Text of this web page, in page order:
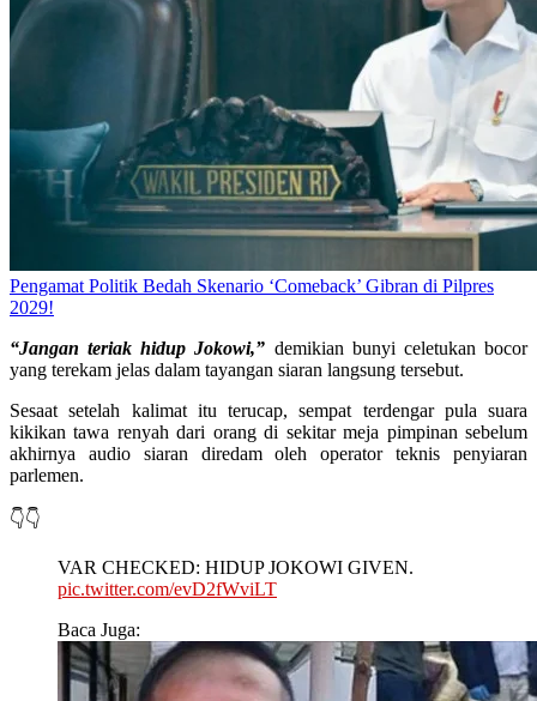
Pengamat Politik Bedah Skenario ‘Comeback’ Gibran di Pilpres
2029!
“Jangan teriak hidup Jokowi,” demikian bunyi celetukan bocor
yang terekam jelas dalam tayangan siaran langsung tersebut.
Sesaat setelah kalimat itu terucap, sempat terdengar pula suara
kikikan tawa renyah dari orang di sekitar meja pimpinan sebelum
akhirnya audio siaran diredam oleh operator teknis penyiaran
parlemen.
👇👇
VAR CHECKED: HIDUP JOKOWI GIVEN.
pic.twitter.com/evD2fWviLT
Baca Juga: